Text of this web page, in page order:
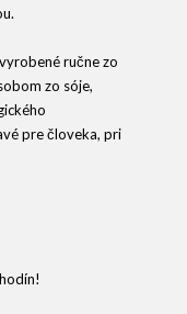
ručne zo
zo sóje,
pre človeka, pri